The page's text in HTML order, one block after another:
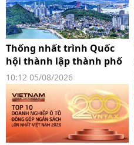
Thống nhất trình Quốc
hội thành lập thành phố
Quảng Ninh, Bắc Ninh
10:12 05/08/2026